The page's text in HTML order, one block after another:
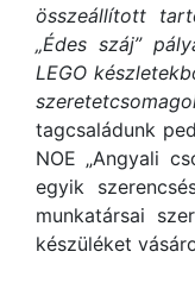
összeállított
„Édes száj”
LEGO
tagcsaládunk
NOE „Angyali
egyik
munkatársai
készüléket